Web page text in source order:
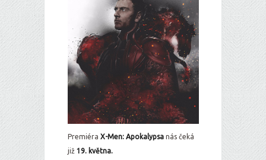
Premiéra X-Men: Apokalypsa nás čeká
již 19. května.